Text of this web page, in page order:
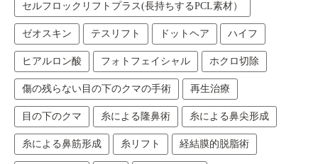
セルフロックリフトプラス(長持ちするPCL素材）
ゼオスキン テスリフト ドットヘア ハイフ
ヒアルロン酸 フォトフェイシャル ホクロ切除
傷の残らない目の下のクマの手術 再生治療
目の下のクマ 糸による隆鼻術 糸による鼻尖形成
糸による鼻筋形成 糸リフト 経結膜的脱脂術